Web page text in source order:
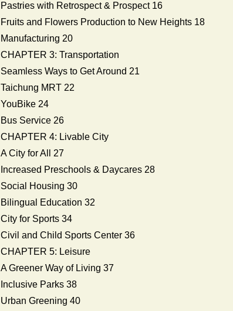
Pastries with Retrospect & Prospect 16
Fruits and Flowers Production to New Heights 18
Manufacturing 20
CHAPTER 3: Transportation
Seamless Ways to Get Around 21
Taichung MRT 22
YouBike 24
Bus Service 26
CHAPTER 4: Livable City
A City for All 27
Increased Preschools & Daycares 28
Social Housing 30
Bilingual Education 32
City for Sports 34
Civil and Child Sports Center 36
CHAPTER 5: Leisure
A Greener Way of Living 37
Inclusive Parks 38
Urban Greening 40